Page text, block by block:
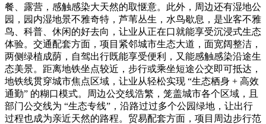
餐、露营，感触感染大天然的取惬意。此外，周边还有湿地公
园，园内湿地景不雅奇特，芦苇丛生，水鸟歇息，是业客不雅
鸟、科普、休闲的好去向，让业从正在口就能享受沉浸式生态
体验。交通配套方面，项目紧邻城市生态大道，面宽阔整洁，
两侧绿植成荫，自驾出行既能享受便利，又能感触感染沿途生
态美景。距离地铁坐点较近，步行或乘坐短途公交即可抵达，
地铁线贯穿城市焦点区域，让业从轻松实现 “生态栖身 + 高效
通勤” 的糊口模式。周边公交线浩繁，笼盖城市各个区域，且
部门公交线为 “生态专线”，沿路过过多个公园绿地，让出行
过程也成为亲近天然的路程。贸易配套方面，项目周边步行范